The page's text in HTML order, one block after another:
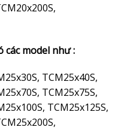
các model như :
TCM25x40S,
TCM25x75S,
TCM25x125S,